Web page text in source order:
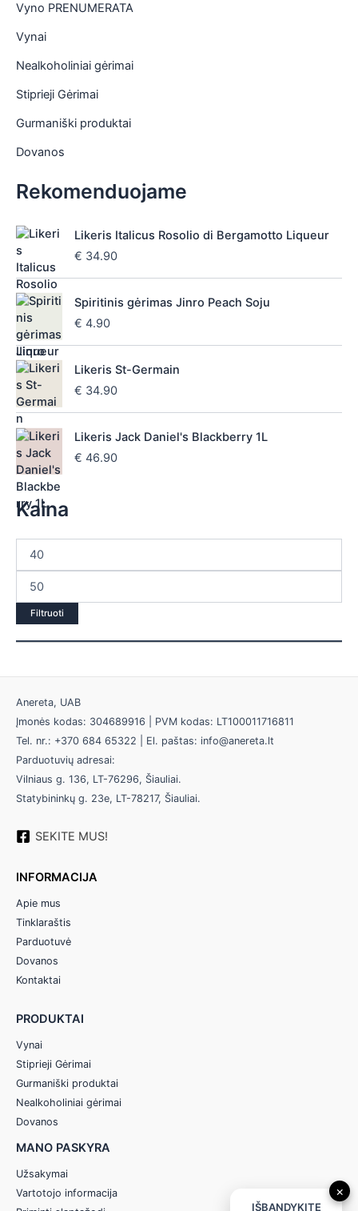
Vyno PRENUMERATA
Vynai
Nealkoholiniai gėrimai
Stiprieji Gėrimai
Gurmaniški produktai
Dovanos
Rekomenduojame
Likeris Italicus Rosolio di Bergamotto Liqueur
€ 34.90
Spiritinis gėrimas Jinro Peach Soju
€ 4.90
Likeris St-Germain
€ 34.90
Likeris Jack Daniel's Blackberry 1L
€ 46.90
Kaina
Filtruoti
Anereta, UAB
Įmonės kodas: 304689916 | PVM kodas: LT100011716811
Tel. nr.: +370 684 65322 | El. paštas: info@anereta.lt
Parduotuvių adresai:
Vilniaus g. 136, LT-76296, Šiauliai.
Statybininkų g. 23e, LT-78217, Šiauliai.
SEKITE MUS!
INFORMACIJA
Apie mus
Tinklaraštis
Parduotuvė
Dovanos
Kontaktai
PRODUKTAI
Vynai
Stiprieji Gėrimai
Gurmaniški produktai
Nealkoholiniai gėrimai
Dovanos
MANO PASKYRA
Užsakymai
Vartotojo informacija
×
IŠBANDYKITE